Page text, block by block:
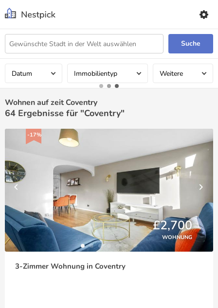
Suche
Datum Immobilientyp Weitere
Wohnen auf zeit Coventry
64 Ergebnisse für "Coventry"
-17%
£2,700
WOHNUNG
3-Zimmer Wohnung in Coventry